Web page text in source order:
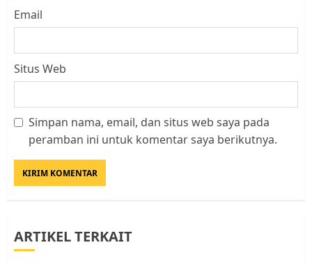
Email
Situs Web
Simpan nama, email, dan situs web saya pada
peramban ini untuk komentar saya berikutnya.
ARTIKEL TERKAIT
Datangi Pemko Batam, Warga
Warga Rempang Ajukan